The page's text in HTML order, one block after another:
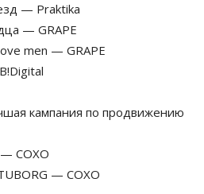
— Praktika
— GRAPE
men — GRAPE
кампания по продвижению
— СОХО
TUBORG — СОХО